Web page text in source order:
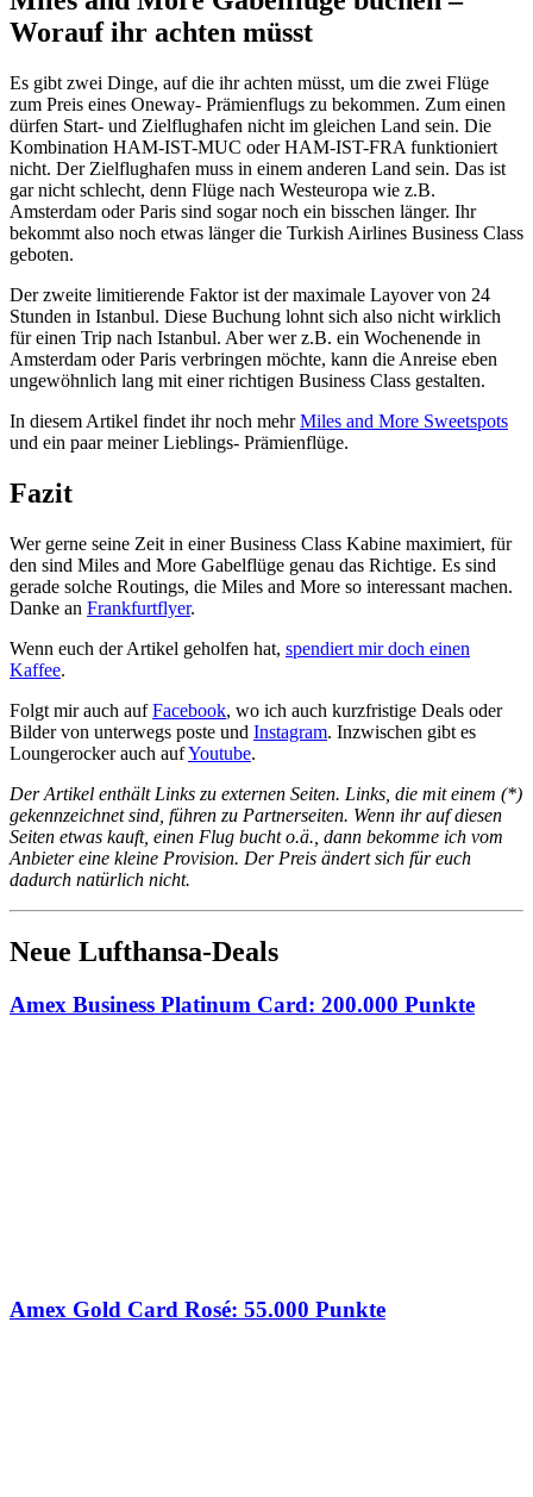
Worauf ihr achten müsst
Es gibt zwei Dinge, auf die ihr achten müsst, um die zwei Flüge
zum Preis eines Oneway- Prämienflugs zu bekommen. Zum einen
dürfen Start- und Zielflughafen nicht im gleichen Land sein. Die
Kombination HAM-IST-MUC oder HAM-IST-FRA funktioniert
nicht. Der Zielflughafen muss in einem anderen Land sein. Das ist
gar nicht schlecht, denn Flüge nach Westeuropa wie z.B.
Amsterdam oder Paris sind sogar noch ein bisschen länger. Ihr
bekommt also noch etwas länger die Turkish Airlines Business Class
geboten.
Der zweite limitierende Faktor ist der maximale Layover von 24
Stunden in Istanbul. Diese Buchung lohnt sich also nicht wirklich
für einen Trip nach Istanbul. Aber wer z.B. ein Wochenende in
Amsterdam oder Paris verbringen möchte, kann die Anreise eben
ungewöhnlich lang mit einer richtigen Business Class gestalten.
In diesem Artikel findet ihr noch mehrMiles and More Sweetspots
und ein paar meiner Lieblings- Prämienflüge.
Fazit
Wer gerne seine Zeit in einer Business Class Kabine maximiert, für
den sind Miles and More Gabelflüge genau das Richtige. Es sind
gerade solche Routings, die Miles and More so interessant machen.
Danke an Frankfurtflyer.
Wenn euch der Artikel geholfen hat, spendiert mir doch einen
Kaffee.
Folgt mir auch aufFacebook, wo ich auch kurzfristige Deals oder
Bilder von unterwegs poste und Instagram. Inzwischen gibt es
Loungerocker auch aufYoutube.
Der Artikel enthält Links zu externen Seiten. Links, die mit einem (*)
gekennzeichnet sind, führen zu Partnerseiten. Wenn ihr auf diesen
Seiten etwas kauft, einen Flug bucht o.ä., dann bekomme ich vom
Anbieter eine kleine Provision. Der Preis ändert sich für euch
dadurch natürlich nicht.
Neue Lufthansa-Deals
Amex Business Platinum Card: 200.000 Punkte
Amex Gold Card Rosé: 55.000 Punkte